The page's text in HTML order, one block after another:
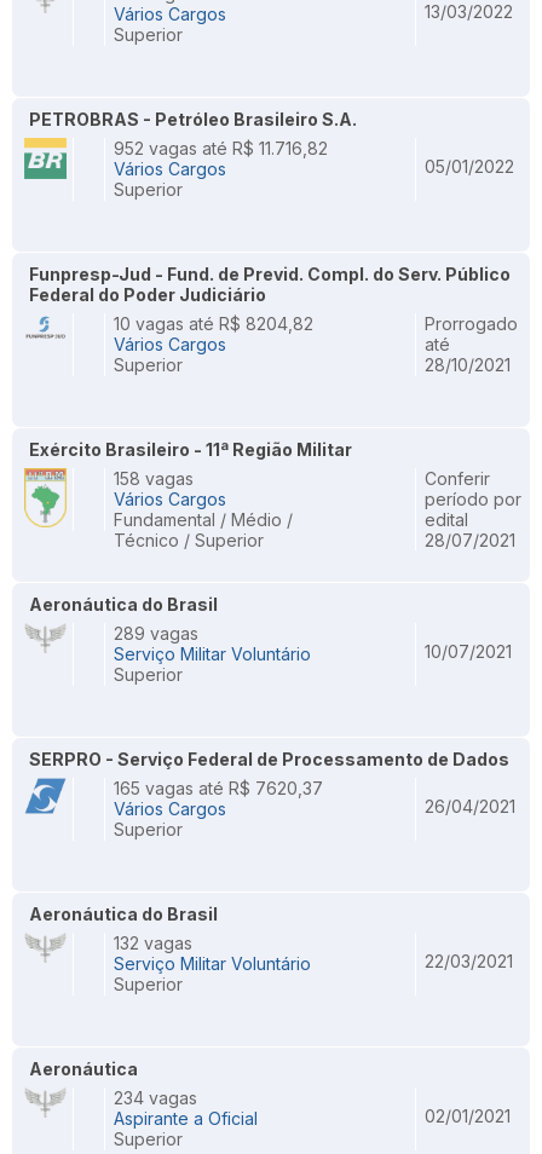
Vários Cargos
Superior
13/03/2022
PETROBRAS - Petróleo Brasileiro S.A.
952 vagas até R$ 11.716,82
Vários Cargos
Superior
05/01/2022
Funpresp-Jud - Fund. de Previd. Compl. do Serv. Público
Federal do Poder Judiciário
10 vagas até R$ 8204,82
Vários Cargos
Superior
Prorrogado
até
28/10/2021
Exército Brasileiro - 11ª Região Militar
158 vagas
Vários Cargos
Fundamental / Médio /
Técnico / Superior
Conferir
período por
edital
28/07/2021
Aeronáutica do Brasil
289 vagas
Serviço Militar Voluntário
Superior
10/07/2021
SERPRO - Serviço Federal de Processamento de Dados
165 vagas até R$ 7620,37
Vários Cargos
Superior
26/04/2021
Aeronáutica do Brasil
132 vagas
Serviço Militar Voluntário
Superior
22/03/2021
Aeronáutica
234 vagas
Aspirante a Oficial
Superior
02/01/2021